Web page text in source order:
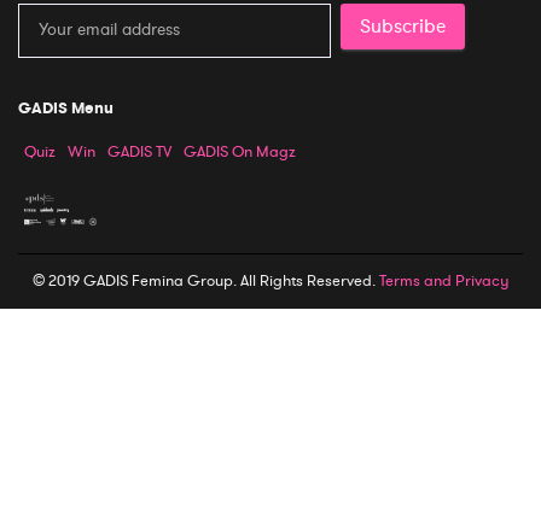
Subscribe
GADIS Menu
Quiz Win GADIS TV GADIS On Magz
© 2019 GADIS Femina Group. All Rights Reserved.Terms and Privacy